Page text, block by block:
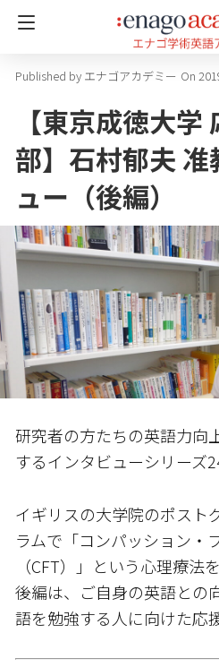
エナゴアカデミー On
【東京成徳大
部】石村郁夫
ュー（後編）
研究者の方たちの英語力向
するインタビューシリーズ
イギリスの大学院のポスト
ラムで「コンパッション・
（CFT）」という心理療法
後編は、ご自身の英語との
語を勉強する人に向けた応